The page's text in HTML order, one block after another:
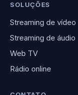
SOLUÇÕES
Streaming de vídeo
Streaming de áudio
Web TV
Rádio online